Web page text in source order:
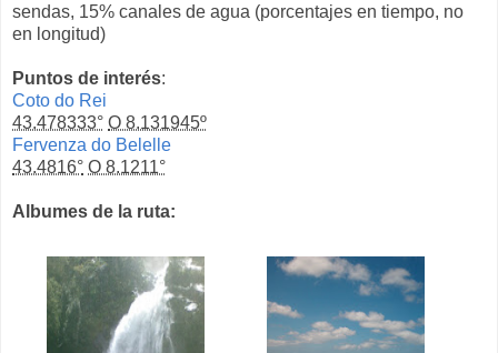
sendas, 15% canales de agua (porcentajes en tiempo, no
en longitud)
Puntos de interés:
Coto do Rei
43.478333° O 8.131945º
Fervenza do Belelle
43.4816° O 8.1211°
Albumes de la ruta: